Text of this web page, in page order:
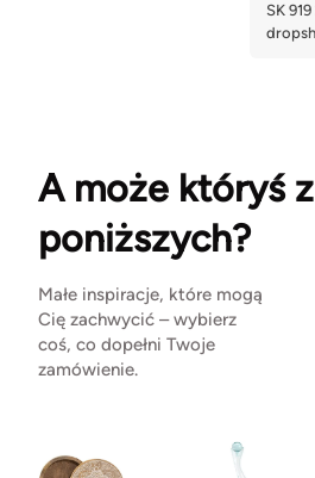
A może któryś z
poniższych?
Małe inspiracje, które mogą
Cię zachwycić – wybierz
coś, co dopełni Twoje
zamówienie.